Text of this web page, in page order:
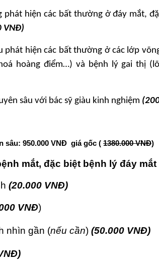
pháthiện các bất thường ở đáy mắt,
VNĐ)
phát hiện các bất thường ở các lớp
hoàng điểm…) và bệnh lý gai thị
sâu với bác sỹ giàu kinh nghiệm
sâu: 950.000 VNĐ giá gốc ( 1380.000 VNĐ)
mắt, đặc biệt bệnh lý đáy
(20.000 VNĐ)
VNĐ)
nhìn gần (nếu cần) (50.000 VNĐ)